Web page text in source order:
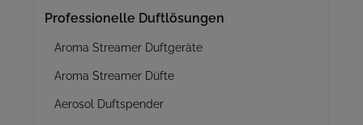
Professionelle Duftlösungen
Aroma Streamer Duftgeräte
Aroma Streamer Düfte
Aerosol Duftspender